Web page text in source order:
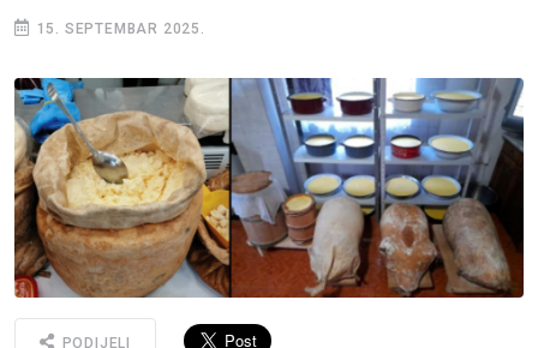
15. SEPTEMBAR 2025.
PODIJELI